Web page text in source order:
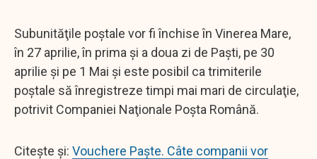
Subunităţile poştale vor fi închise în Vinerea Mare,
în 27 aprilie, în prima şi a doua zi de Paşti, pe 30
aprilie şi pe 1 Mai şi este posibil ca trimiterile
poştale să înregistreze timpi mai mari de circulaţie,
potrivit Companiei Naţionale Poşta Română.
Citește și: Vouchere Paște. Câte companii vor